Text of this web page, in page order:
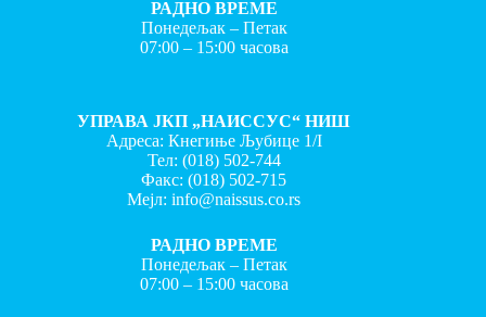
РАДНО ВРЕМЕ
Понедељак – Петак
07:00 – 15:00 часова
УПРАВА ЈКП „НАИССУС“ НИШ
Адреса: Кнегиње Љубице 1/I
Тел: (018) 502-744
Факс:(018) 502-715
Мејл:info@naissus.co.rs
РАДНО ВРЕМЕ
Понедељак – Петак
07:00 – 15:00 часова